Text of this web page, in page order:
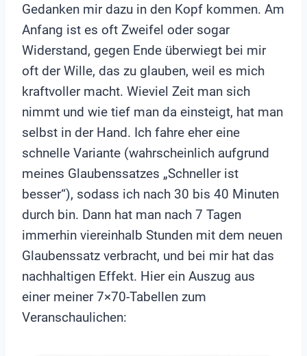
Gedanken mir dazu in den Kopf kommen. Am
Anfang ist es oft Zweifel oder sogar
Widerstand, gegen Ende überwiegt bei mir
oft der Wille, das zu glauben, weil es mich
kraftvoller macht. Wieviel Zeit man sich
nimmt und wie tief man da einsteigt, hat man
selbst in der Hand. Ich fahre eher eine
schnelle Variante (wahrscheinlich aufgrund
meines Glaubenssatzes „Schneller ist
besser“), sodass ich nach 30 bis 40 Minuten
durch bin. Dann hat man nach 7 Tagen
immerhin viereinhalb Stunden mit dem neuen
Glaubenssatz verbracht, und bei mir hat das
nachhaltigen Effekt. Hier ein Auszug aus
einer meiner 7×70-Tabellen zum
Veranschaulichen: